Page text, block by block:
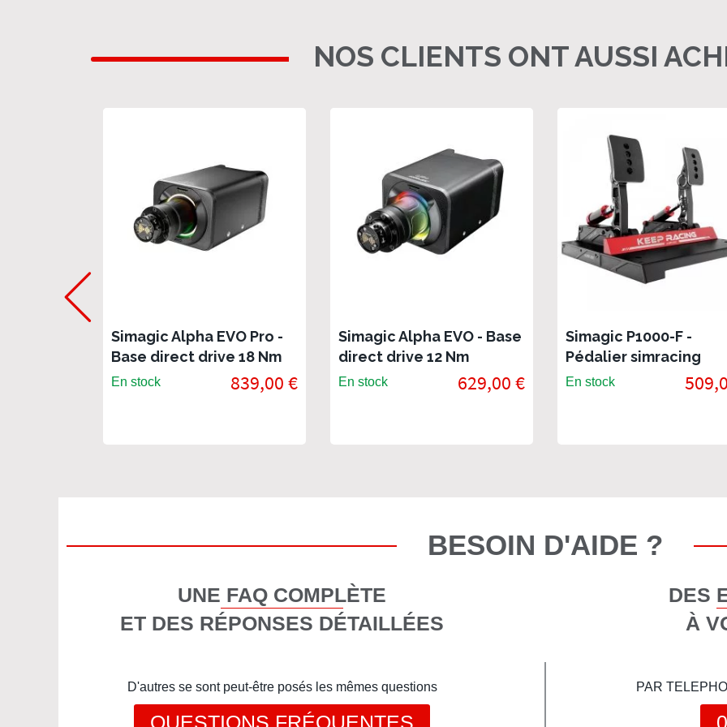
NOS CLIENTS ONT AUSSI
Simagic Alpha EVO Pro -
Base direct drive 18 Nm
En stock 839,00 €
Simagic Alpha EVO - Base
direct drive 12 Nm
En stock 629,00 €
Simagic P1000-F -
Pédalier simracing
double
En stock
BESOIN D'AIDE ?
UNE FAQ COMPLÈTE
ET DES RÉPONSES DÉTAILLÉES
D'autres se sont peut-être posés les mêmes questions
QUESTIONS FRÉQUENTES
DES
À
PAR